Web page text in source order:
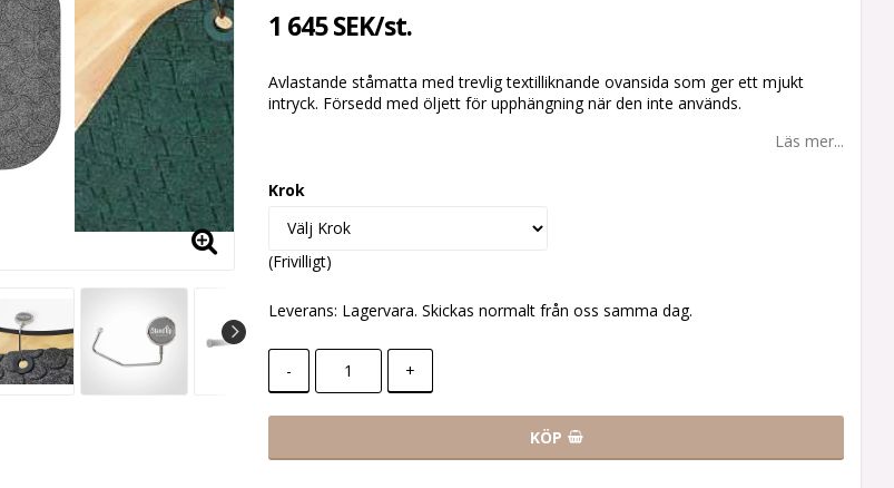
1 645 SEK/st.
Avlastande ståmatta med trevlig textilliknande ovansida som ger ett mjukt
intryck. Försedd med öljett för upphängning när den inte används.
Läs mer...
Krok
(Frivilligt)
Leverans: Lagervara. Skickas normalt från oss samma dag.
- +
KÖP